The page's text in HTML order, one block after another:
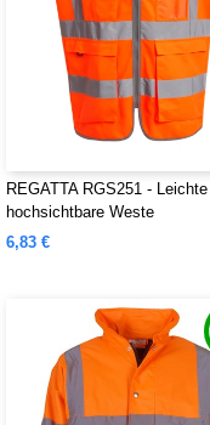
REGATTA RGS251 - Leichte
hochsichtbare Weste
6,83 €